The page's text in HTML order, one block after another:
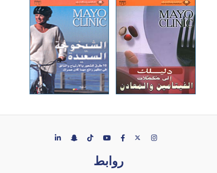
روابط